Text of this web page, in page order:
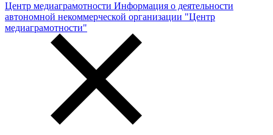
Центр медиаграмотности Информация о деятельности
автономной некоммерческой организации "Центр
медиаграмотности"